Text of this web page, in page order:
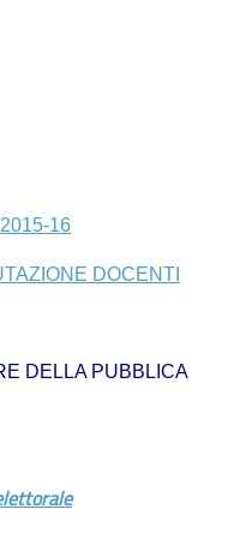
16
DOCENTI
DELLA PUBBLICA